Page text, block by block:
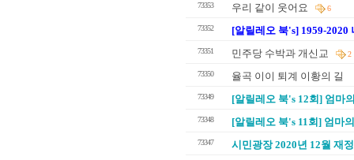
73353 우리 같이 웃어요 6
73352 [알릴레오 북's] 1959-2020
73351 민주당 수박과 개신교 2
73350 율곡 이이 퇴계 이황의 길
73349 [알릴레오 북's 12회] 엄마
73348 [알릴레오 북's 11회] 엄마
73347 시민광장 2020년 12월 재